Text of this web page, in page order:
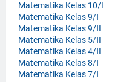
Matematika Kelas 10/I
Matematika Kelas 9/I
Matematika Kelas 9/II
Matematika Kelas 5/II
Matematika Kelas 4/II
Matematika Kelas 8/I
Matematika Kelas 7/I